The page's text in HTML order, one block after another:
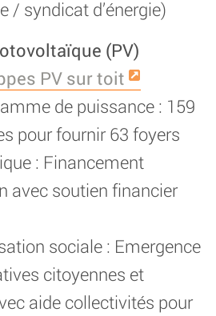
/ syndicat d’énergie)
(PV)
PV sur toit
de puissance : 159
pour fournir 63 foyers
: Financement
avec soutien financier
sociale : Emergence
citoyennes et
aide collectivités pour